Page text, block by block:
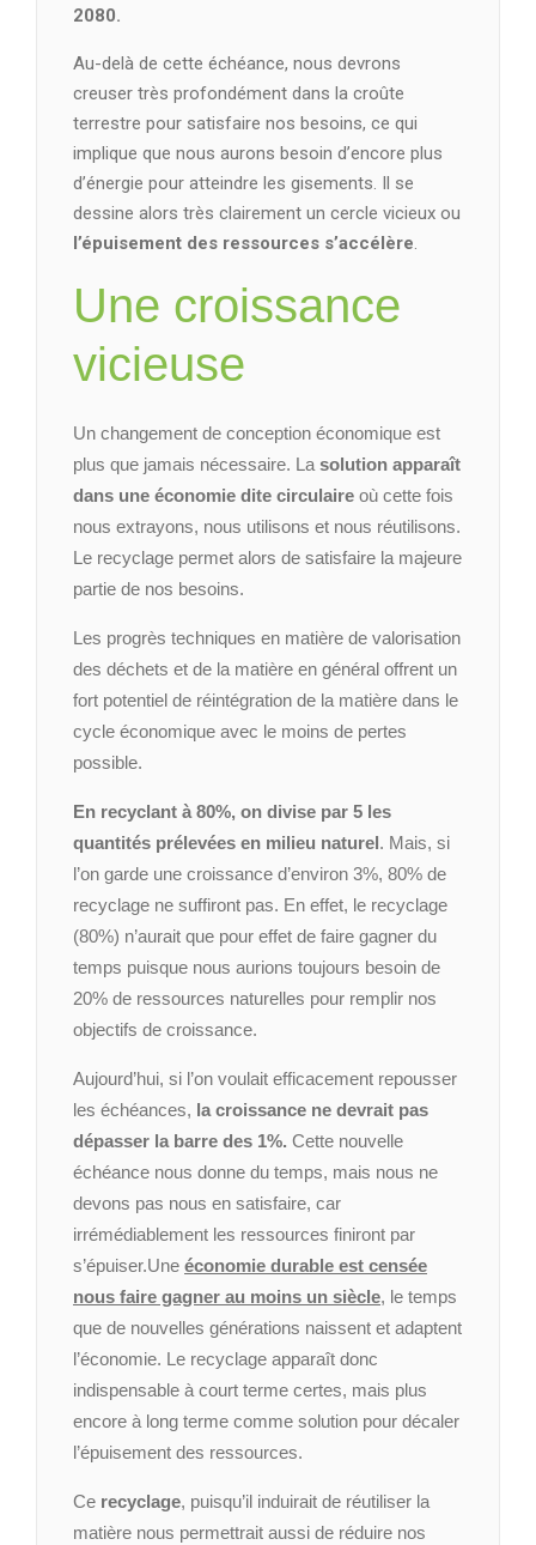
2080.
Au-delà de cette échéance, nous devrons
creuser très profondément dans la croûte
terrestre pour satisfaire nos besoins, ce qui
implique que nous aurons besoin d’encore plus
d’énergie pour atteindre les gisements. Il se
dessine alors très clairement un cercle vicieux ou
l’épuisement des ressources s’accélère.
Une croissance
vicieuse
Un changement de conception économique est
plus que jamais nécessaire. La solution apparaît
dans une économie dite circulaire où cette fois
nous extrayons, nous utilisons et nous réutilisons.
Le recyclage permet alors de satisfaire la majeure
partie de nos besoins.
Les progrès techniques en matière de valorisation
des déchets et de la matière en général offrent un
fort potentiel de réintégration de la matière dans le
cycle économique avec le moins de pertes
possible.
En recyclant à 80%, on divise par 5 les
quantités prélevées en milieu naturel. Mais, si
l’on garde une croissance d’environ 3%, 80% de
recyclage ne suffiront pas. En effet, le recyclage
(80%) n’aurait que pour effet de faire gagner du
temps puisque nous aurions toujours besoin de
20% de ressources naturelles pour remplir nos
objectifs de croissance.
Aujourd’hui, si l’on voulait efficacement repousser
les échéances, la croissance ne devrait pas
dépasser la barre des 1%. Cette nouvelle
échéance nous donne du temps, mais nous ne
devons pas nous en satisfaire, car
irrémédiablement les ressources finiront par
s’épuiser.Une économie durable est censée
nous faire gagner au moins un siècle, le temps
que de nouvelles générations naissent et adaptent
l’économie. Le recyclage apparaît donc
indispensable à court terme certes, mais plus
encore à long terme comme solution pour décaler
l’épuisement des ressources.
Ce recyclage, puisqu’il induirait de réutiliser la
matière nous permettrait aussi de réduire nos